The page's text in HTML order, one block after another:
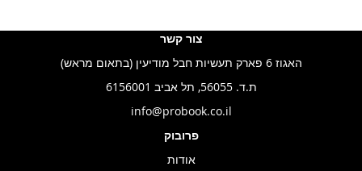
צור קשר
האגוז 6 פארק תעשיות חבל מודיעין (בתאום מראש)
ת.ד. 56055, תל אביב 6156001
info@probook.co.il
פרובוק
אודות